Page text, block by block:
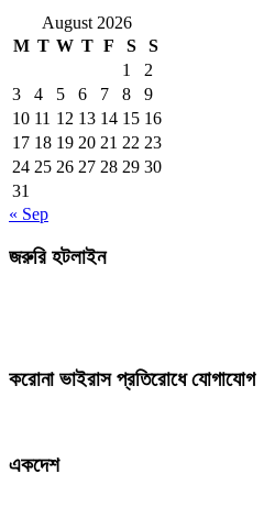
August 2026
M T W T F S
S
1
2
3
4 5 6 7 8
9
10 11 12 13 14 15 16
17 18 19 20 21 22 23
24 25 26 27 28 29 30
31
« Sep
জরুরি হটলাইন
করোনা ভাইরাস প্রতিরোধে যোগাযোগ
একদেশ